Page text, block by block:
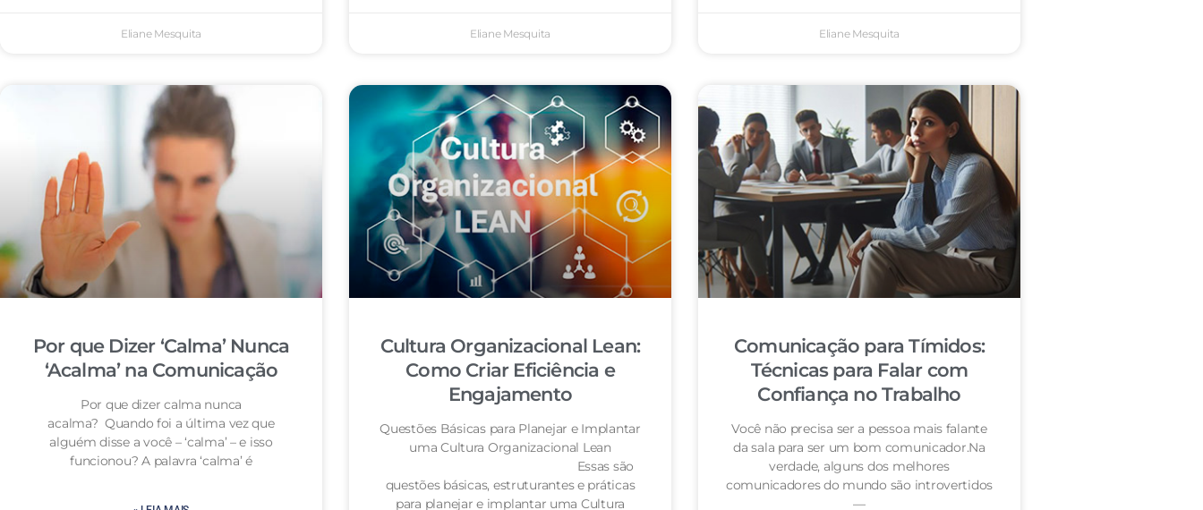
Eliane Mesquita Eliane Mesquita Eliane Mesquita
Por que Dizer ‘Calma’ Nunca
‘Acalma’ na Comunicação
Por que dizer calma nunca
acalma? Quando foi a última vez que
alguém disse a você – ‘calma’ – e isso
funcionou? A palavra ‘calma’ é
Cultura Organizacional Lean:
Como Criar Eficiência e
Engajamento
Questões Básicas para Planejar e Implantar
uma Cultura Organizacional Lean
Essas são
questões básicas, estruturantes e práticas
para planejar e implantar uma Cultura
Comunicação para Tímidos:
Técnicas para Falar com
Confiança no Trabalho
Você não precisa ser a pessoa mais falante
da sala para ser um bom comunicador.Na
verdade, alguns dos melhores
comunicadores do mundo são introvertidos
—